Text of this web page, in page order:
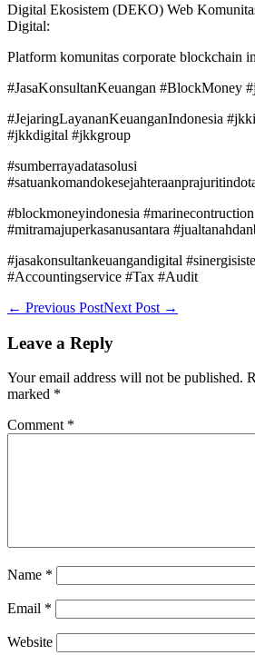
Digital Ekosistem (DEKO) Web
Digital:
Platform komunitas corporate blockchain
#JasaKonsultanKeuangan #BlockMoney
#JejaringLayananKeuanganIndonesia
#jkkdigital #jkkgroup
#sumberrayadatasolusi
#blockmoneyindonesia #marinecontruction
#mitramajuperkasanusantara
#jasakonsultankeuangandigital
#Accountingservice #Tax #Audit
Post
← Previous PostNext Post →
Leave a Reply
Your email address will not be published.
marked *
Comment *
Name *
Email *
Website